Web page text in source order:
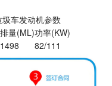
车发动机参数
排量(ML)功率(KW)
1498 82/111